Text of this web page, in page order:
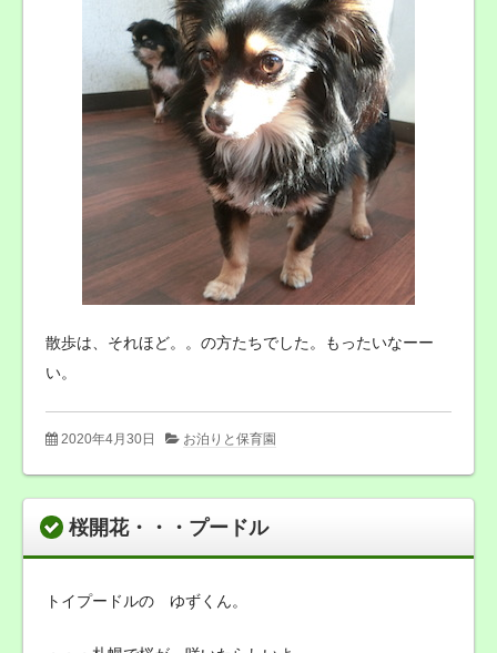
散歩は、それほど。。の方たちでした。もったいなーー
い。
2020年4月30日 お泊りと保育園
桜開花・・・プードル
トイプードルの ゆずくん。